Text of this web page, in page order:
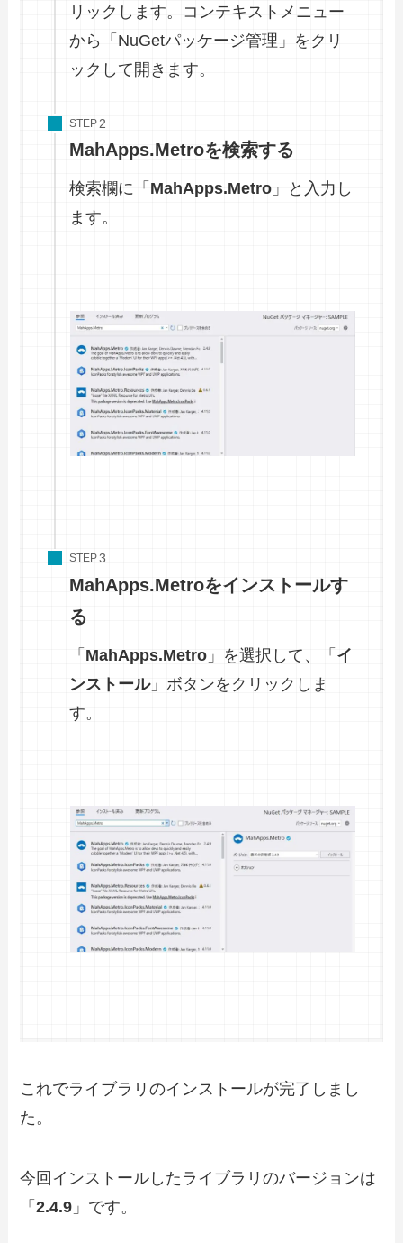
リックします。コンテキストメニュー
から「NuGetパッケージ管理」をクリ
ックして開きます。
STEP
MahApps.Metroを検索する
検索欄に「 MahApps.Metro 」と入力し
ます。
STEP
MahApps.Metroをインストールす
る
「 MahApps.Metro 」を選択して、「 イ
ンストール」ボタンをクリックしま
す。
これでライブラリのインストールが完了しまし
た。
今回インストールしたライブラリのバージョンは
「2.4.9 」です。